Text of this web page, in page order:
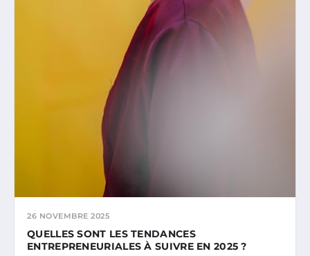
26 NOVEMBRE 2025
QUELLES SONT LES TENDANCES
ENTREPRENEURIALES À SUIVRE EN 2025 ?